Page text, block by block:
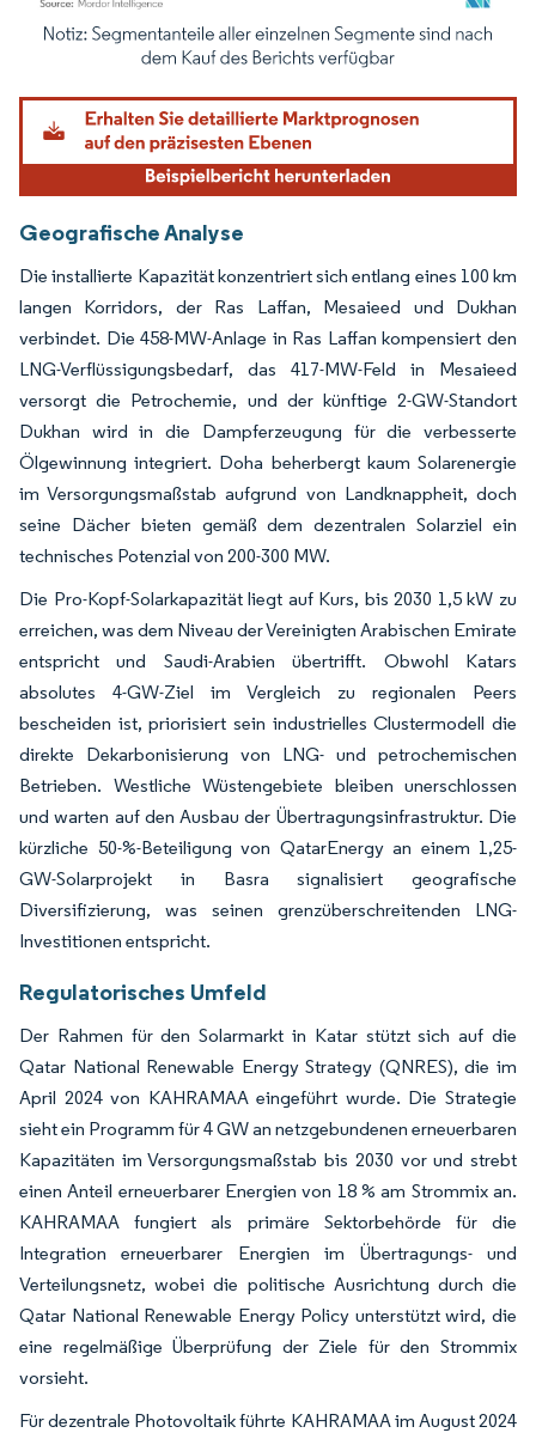
Bild © Mordor Intelligence. Wiederverwendung erfordert Namensnennung
Geografische Analyse
Die installierte Kapazität konzentriert sich entlang eines 100 km
langen Korridors, der Ras Laffan, Mesaieed und Dukhan
verbindet. Die 458-MW-Anlage in Ras Laffan kompensiert den
LNG-Verflüssigungsbedarf, das 417-MW-Feld in Mesaieed
versorgt die Petrochemie, und der künftige 2-GW-Standort
Dukhan wird in die Dampferzeugung für die verbesserte
Ölgewinnung integriert. Doha beherbergt kaum Solarenergie
im Versorgungsmaßstab aufgrund von Landknappheit, doch
seine Dächer bieten gemäß dem dezentralen Solarziel ein
technisches Potenzial von 200-300 MW.
Die Pro-Kopf-Solarkapazität liegt auf Kurs, bis 2030 1,5 kW zu
erreichen, was dem Niveau der Vereinigten Arabischen Emirate
entspricht und Saudi-Arabien übertrifft. Obwohl Katars
absolutes 4-GW-Ziel im Vergleich zu regionalen Peers
bescheiden ist, priorisiert sein industrielles Clustermodell die
direkte Dekarbonisierung von LNG- und petrochemischen
Betrieben. Westliche Wüstengebiete bleiben unerschlossen
und warten auf den Ausbau der Übertragungsinfrastruktur. Die
kürzliche 50-%-Beteiligung von QatarEnergy an einem 1,25-
GW-Solarprojekt in Basra signalisiert geografische
Diversifizierung, was seinen grenzüberschreitenden LNG-
Investitionen entspricht.
Regulatorisches Umfeld
Der Rahmen für den Solarmarkt in Katar stützt sich auf die
Qatar National Renewable Energy Strategy (QNRES), die im
April 2024 von KAHRAMAA eingeführt wurde. Die Strategie
sieht ein Programm für 4 GW an netzgebundenen erneuerbaren
Kapazitäten im Versorgungsmaßstab bis 2030 vor und strebt
einen Anteil erneuerbarer Energien von 18 % am Strommix an.
KAHRAMAA fungiert als primäre Sektorbehörde für die
Integration erneuerbarer Energien im Übertragungs- und
Verteilungsnetz, wobei die politische Ausrichtung durch die
Qatar National Renewable Energy Policy unterstützt wird, die
eine regelmäßige Überprüfung der Ziele für den Strommix
vorsieht.
Für dezentrale Photovoltaik führte KAHRAMAA im August 2024